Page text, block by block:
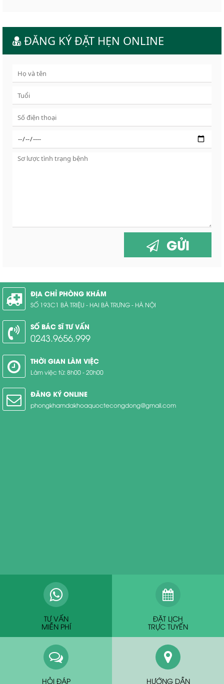
ĐĂNG KÝ ĐẶT HẸN ONLINE
GỬI
ĐỊA CHỈ PHÒNG KHÁM
SỐ 193C1 BÀ TRIỆU - HAI BÀ TRƯNG - HÀ NỘI
SỐ BÁC SĨ TƯ VẤN
0243.9656.999
THỜI GIAN LÀM VIỆC
Làm việc từ: 8h00 - 20h00
ĐĂNG KÝ ONLINE
phongkhamdakhoaquoctecongdong@gmail.com
TƯ VẤN
MIỄN PHÍ
ĐẶT LỊCH
TRỰC TUYẾN
HỎI ĐÁP HƯỚNG DẪN